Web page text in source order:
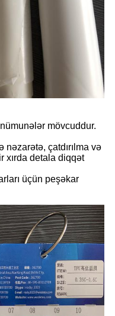
mövcuddur.
çatdırılma və
xırda detala diqqət
üçün peşəkar